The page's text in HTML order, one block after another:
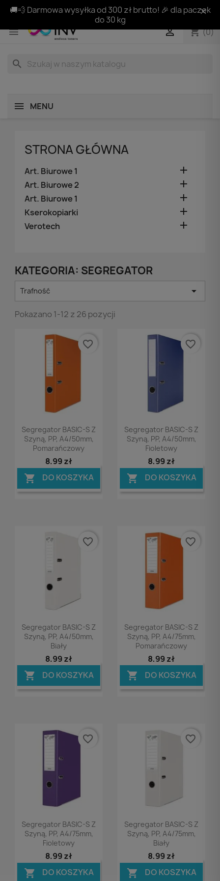
🚚💨 Darmowa wysyłka od 300 zł brutto! 🎉 dla paczek
do 30 kg
 shopping_cart(0)

search
MENU
STRONA GŁÓWNA
Art. Biurowe 1 
Art. Biurowe 2 
Art. Biurowe 1 
Kserokopiarki 
Verotech 
KATEGORIA: SEGREGATOR
Trafność 
Pokazano 1-12 z 26 pozycji
Podgląd
Segregator BASIC-S Z
Szyną, PP, A4/50mm,
Pomarańczowy
8,99 zł
 DO KOSZYKA
favorite_border
Podgląd
Segregator BASIC-S Z
Szyną, PP, A4/50mm,
Fioletowy
8,99 zł
 DO KOSZYKA
favorite_border
Podgląd
Segregator BASIC-S Z
Szyną, PP, A4/50mm,
Biały
8,99 zł
 DO KOSZYKA
favorite_border
Podgląd
Segregator BASIC-S Z
Szyną, PP, A4/75mm,
Pomarańczowy
8,99 zł
 DO KOSZYKA
favorite_border
Podgląd
Segregator BASIC-S Z
Szyną, PP, A4/75mm,
Fioletowy
8,99 zł
 DO KOSZYKA
favorite_border
Podgląd
Segregator BASIC-S Z
Szyną, PP, A4/75mm,
Biały
8,99 zł
 DO KOSZYKA
favorite_border